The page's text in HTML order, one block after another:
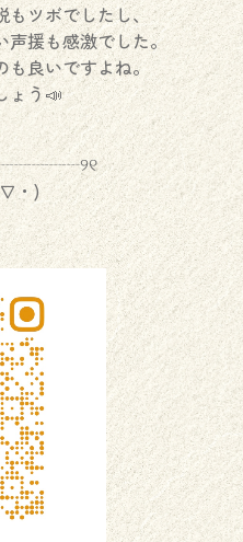
もツボでしたし、
声援も感激でした。
も良いですよね。
ょう📣
・)